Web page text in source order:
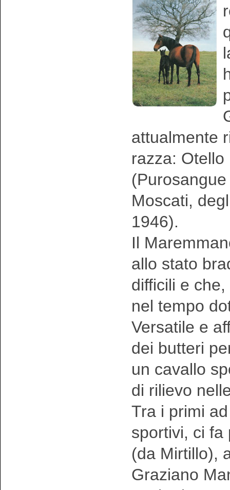
attualmente
razza:
Moscati,
1946).
Il
allo stato
difficili e
nel tempo
Versatile e
dei butteri
un cavallo
di rilievo
Tra i primi
sportivi, ci fa
(da Mirtillo),
Graziano